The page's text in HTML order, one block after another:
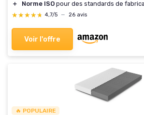
＋
Norme ISO pour des standards de
★★★★★
★★★★★ 4,7/5 — 26 avis
Voir l'offre
🔥 POPULAIRE